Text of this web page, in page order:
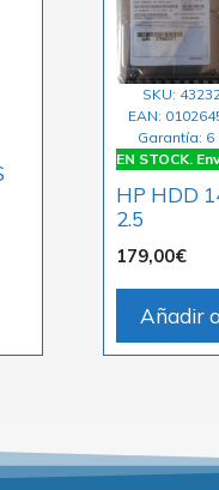
SKU:
EAN:
Garantía: 6
EN STOCK.
HP HDD
2.5
179,00€
Añadir